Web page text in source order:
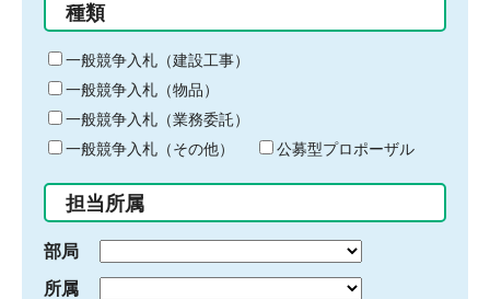
る
キ
ー
ワ
ー
ド
入
力
種類
一般競争入札（建設工事）
一般競争入札（物品）
一般競争入札（業務委託）
一般競争入札（その他）
公募型プロポーザル
担当所属
部局
所属